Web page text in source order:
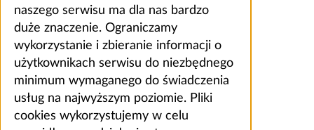
naszego serwisu ma dla nas bardzo
duże znaczenie. Ograniczamy
wykorzystanie i zbieranie informacji o
użytkownikach serwisu do niezbędnego
minimum wymaganego do świadczenia
usług na najwyższym poziomie. Pliki
cookies wykorzystujemy w celu